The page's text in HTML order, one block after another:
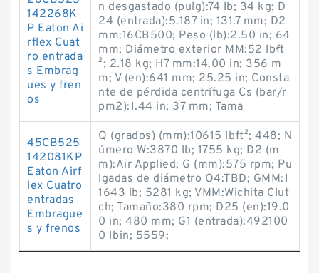
142268K
P Eaton Ai
rflex Cuat
ro entrada
s Embrag
ues y fren
os
n desgastado (pulg):74 lb; 34 kg; D
24 (entrada):5.187 in; 131.7 mm; D2
mm:16CB500; Peso (lb):2.50 in; 64
mm; Diámetro exterior MM:52 lb·ft
²; 2.18 kg; H7 mm:14.00 in; 356 m
m; V (en):641 mm; 25.25 in; Consta
nte de pérdida centrífuga Cs (bar/r
pm2):1.44 in; 37 mm; Tama
45CB525
142081KP
Eaton Airf
lex Cuatro
entradas
Embrague
s y frenos
Q (grados) (mm):10615 lb·ft²; 448; N
úmero W:3870 lb; 1755 kg; D2 (m
m):Air Applied; G (mm):575 rpm; Pu
lgadas de diámetro O4:TBD; GMM:1
1643 lb; 5281 kg; VMM:Wichita Clut
ch; Tamaño:380 rpm; D25 (en):19.0
0 in; 480 mm; G1 (entrada):492100
0 lb·in; 5559;